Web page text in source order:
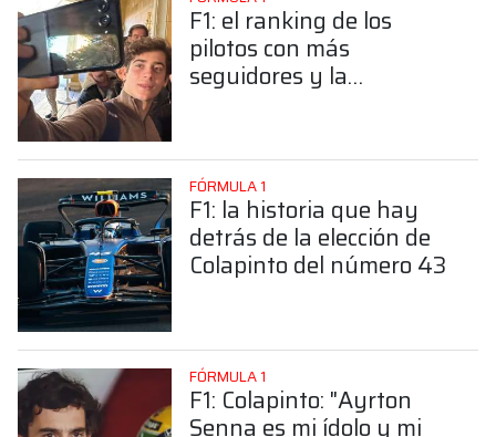
F1: el ranking de los
pilotos con más
seguidores y la
FÓRMULA 1
F1: la historia que hay
detrás de la elección de
Colapinto del número 43
FÓRMULA 1
F1: Colapinto: "Ayrton
Senna es mi ídolo y mi